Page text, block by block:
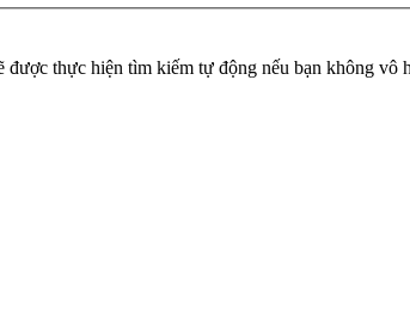
thực hiện tìm kiếm tự động nếu bạn không vô